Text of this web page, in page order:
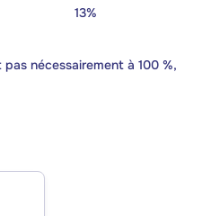
13%
nécessairement à 100 %,